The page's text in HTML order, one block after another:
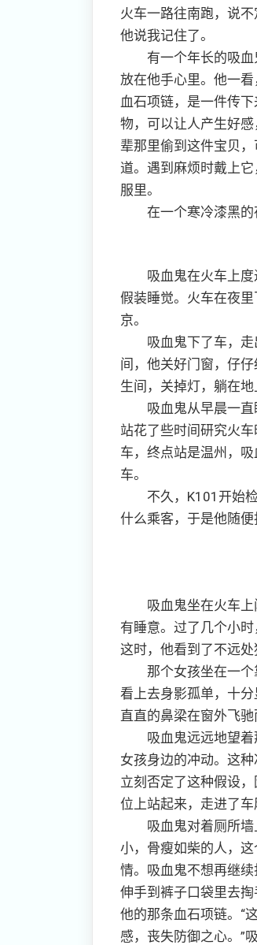
火车一路往南跑，说
他说我记住了。
有一个年长的吸血
放在他手心里。他一
血石项链，是一件传
物，可以让人产生好
辈那里偷到这件宝贝
道。遇到麻烦时戴上
服里。
在一个寒冷漆黑的夜
吸血鬼在火车上度
假装睡觉。火车在夜
京。
吸血鬼下了车，走
间，他关好门窗，仔
生间，关掉灯，躺在地
吸血鬼从早晨一直
站花了些时间研究火
车，终点站是温州，
车。
不久，K101开始检
什么乘客，于是他随
吸血鬼坐在火车上
有睡意。过了几个小
这时，他看到了不远处
那个女孩坐在一个
看上去身影孤单，十
直直的鼻梁在窗外飞驰
吸血鬼远远地望着
女孩身边的冲动。这
立刻否定了这种假设
位上站起来，走进了车
吸血鬼对着厕所墙
小，骨瘦如柴的人，
情。吸血鬼不想再继
伸手到裤子口袋里去
他的那条血石项链。“
感，丧失防御之心。”